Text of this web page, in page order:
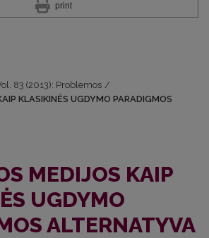
print
83 (2013): Problemos /
KLASIKINĖS UGDYMO PARADIGMOS
MEDIJOS KAIP
UGDYMO
ALTERNATYVA